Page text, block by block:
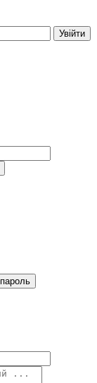
Увійти
Надіслати новий пароль